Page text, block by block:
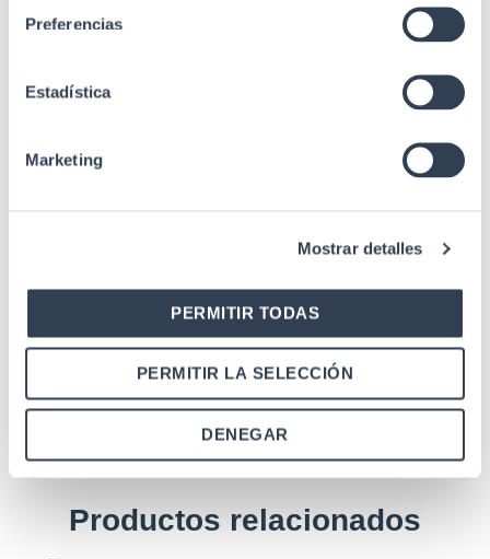
Preferencias
Estadística
Marketing
Mostrar detalles
PERMITIR TODAS
PERMITIR LA SELECCIÓN
DENEGAR
V0, UL94-V2
Productos relacionados